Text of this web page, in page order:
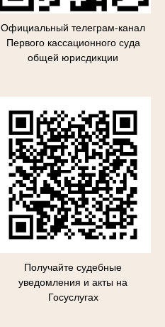
Официальный телеграм-канал
Первого кассационного суда
общей юрисдикции
Получайте судебные
уведомления и акты на
Госуслугах